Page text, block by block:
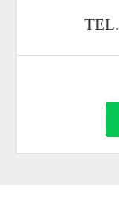
TEL.